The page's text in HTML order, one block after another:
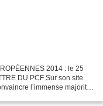
2014 : le 25
DU PCF Sur son site
l’immense majorité